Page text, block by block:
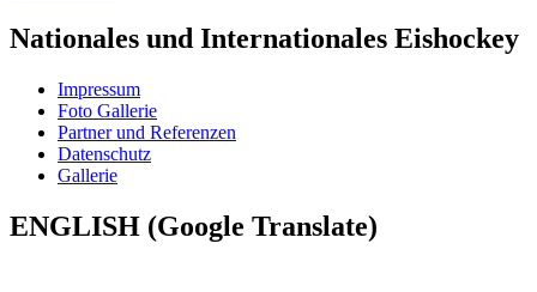
Nationales und Internationales Eishockey
Impressum
Foto Gallerie
Partner und Referenzen
Datenschutz
Gallerie
ENGLISH (Google Translate)